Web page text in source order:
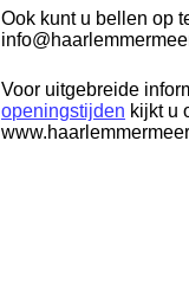
Ook kunt u bellen op
Voor uitgebreide
openingstijden kijkt u